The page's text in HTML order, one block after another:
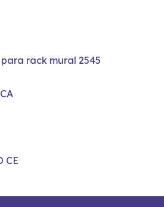
rack mural 2545
CE